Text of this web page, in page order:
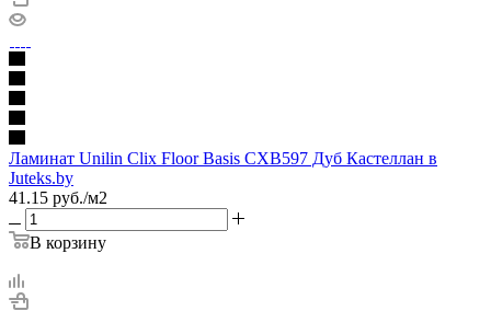
Ламинат Unilin Clix Floor Basis CXB597 Дуб Кастеллан в
Juteks.by
41.15 руб./м2
В корзину